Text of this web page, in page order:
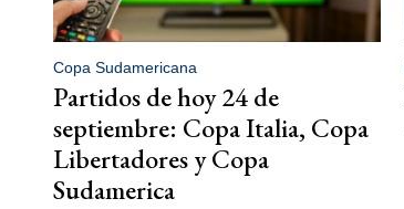
Copa Sudamericana
Partidos de hoy 24 de
septiembre: Copa Italia, Copa
Libertadores y Copa
Sudamerica